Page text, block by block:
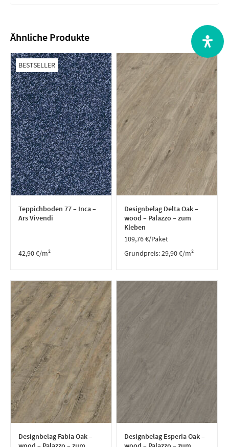
Ähnliche Produkte
BESTSELLER
Teppichboden 77 – Inca –
Ars Vivendi
42,90€/m²
Designbelag Delta Oak –
wood – Palazzo – zum
Kleben
109,76€/Paket
Grundpreis:29,90€/m²
Designbelag Fabia Oak –
Designbelag Esperia Oak –